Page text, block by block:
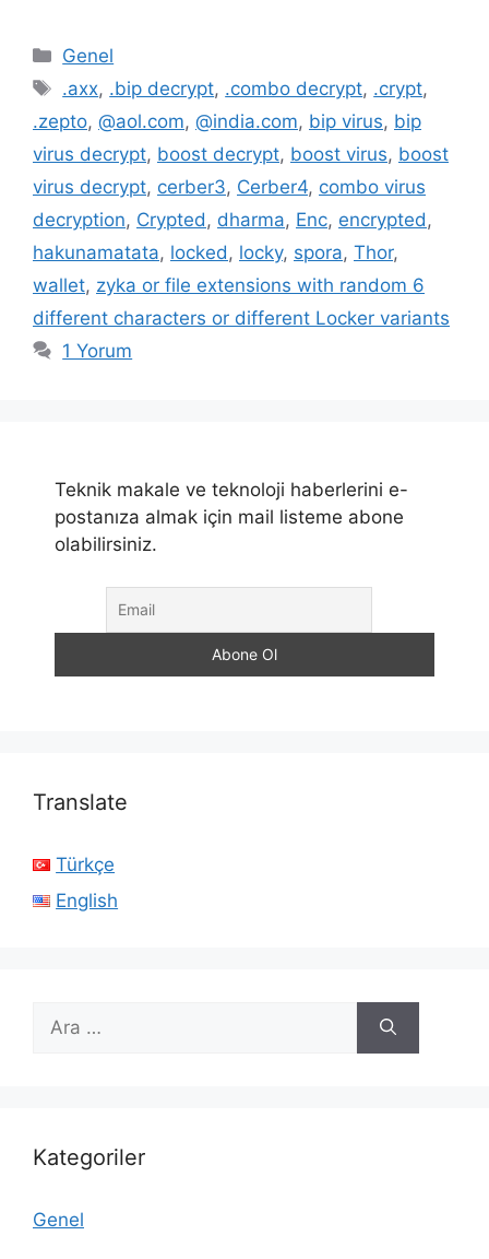
Kategoriler
Genel
Etiketler
.axx, .bip decrypt, .combo decrypt, .crypt,
.zepto, @aol.com, @india.com, bip virus, bip
virus decrypt, boost decrypt, boost virus, boost
virus decrypt, cerber3, Cerber4, combo virus
decryption, Crypted, dharma, Enc, encrypted,
hakunamatata, locked, locky, spora, Thor,
wallet, zyka or file extensions with random 6
different characters or different Locker variants
1 Yorum
Teknik makale ve teknoloji haberlerini e-
postanıza almak için mail listeme abone
olabilirsiniz.
Translate
Türkçe
English
için
Kategoriler
Genel